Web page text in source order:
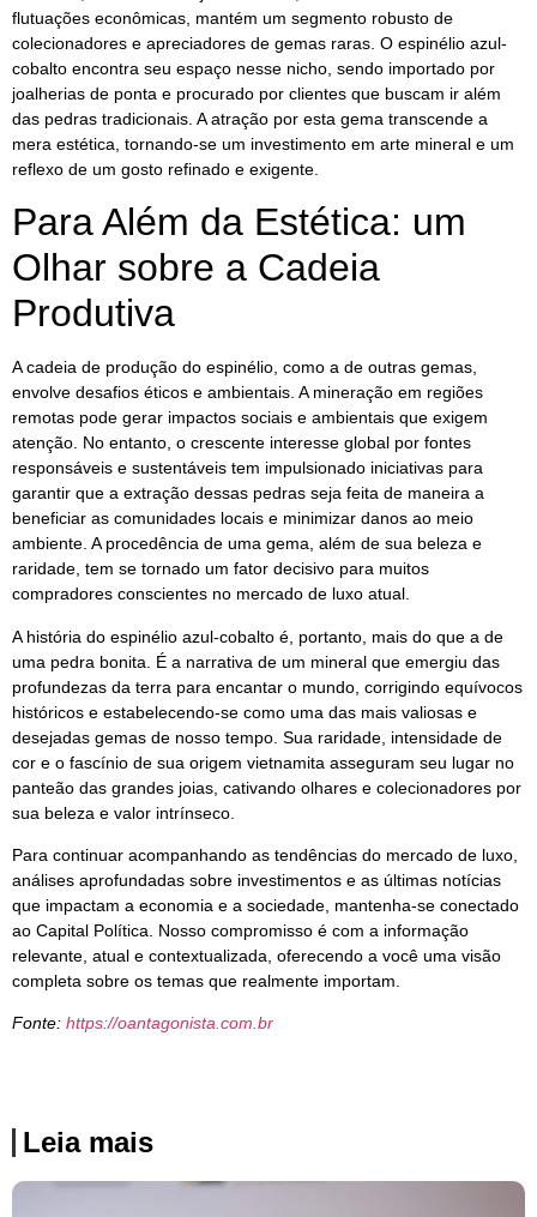
flutuações econômicas, mantém um segmento robusto de
colecionadores e apreciadores de gemas raras. O espinélio azul-
cobalto encontra seu espaço nesse nicho, sendo importado por
joalherias de ponta e procurado por clientes que buscam ir além
das pedras tradicionais. A atração por esta gema transcende a
mera estética, tornando-se um investimento em arte mineral e um
reflexo de um gosto refinado e exigente.
Para Além da Estética: um
Olhar sobre a Cadeia
Produtiva
A cadeia de produção do espinélio, como a de outras gemas,
envolve desafios éticos e ambientais. A mineração em regiões
remotas pode gerar impactos sociais e ambientais que exigem
atenção. No entanto, o crescente interesse global por fontes
responsáveis e sustentáveis tem impulsionado iniciativas para
garantir que a extração dessas pedras seja feita de maneira a
beneficiar as comunidades locais e minimizar danos ao meio
ambiente. A procedência de uma gema, além de sua beleza e
raridade, tem se tornado um fator decisivo para muitos
compradores conscientes no mercado de luxo atual.
A história do espinélio azul-cobalto é, portanto, mais do que a de
uma pedra bonita. É a narrativa de um mineral que emergiu das
profundezas da terra para encantar o mundo, corrigindo equívocos
históricos e estabelecendo-se como uma das mais valiosas e
desejadas gemas de nosso tempo. Sua raridade, intensidade de
cor e o fascínio de sua origem vietnamita asseguram seu lugar no
panteão das grandes joias, cativando olhares e colecionadores por
sua beleza e valor intrínseco.
Para continuar acompanhando as tendências do mercado de luxo,
análises aprofundadas sobre investimentos e as últimas notícias
que impactam a economia e a sociedade, mantenha-se conectado
ao Capital Política. Nosso compromisso é com a informação
relevante, atual e contextualizada, oferecendo a você uma visão
completa sobre os temas que realmente importam.
Fonte: https://oantagonista.com.br
Leia mais